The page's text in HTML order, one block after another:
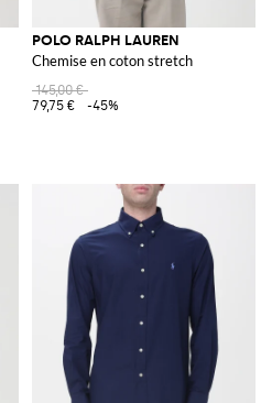
POLO RALPH LAUREN
Chemise en coton stretch
145,00 €
79,75 €
-45%